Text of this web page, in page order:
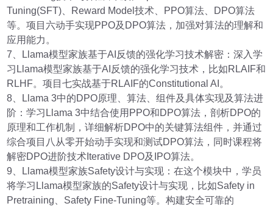
Tuning(SFT)、Reward Model技术、PPO算法、DPO算法
等。项目六动手实现PPO及DPO算法，加强对算法的理解和
应用能力。
7、Llama模型家族基于AI反馈的强化学习技术解密：深入学
习Llama模型家族基于AI反馈的强化学习技术，比如RLAIF和
RLHF。项目七实战基于RLAIF的Constitutional AI。
8、Llama 3中的DPO原理、算法、组件及具体实现及算法进
阶：学习Llama 3中结合使用PPO和DPO算法，剖析DPO的
原理和工作机制，详细解析DPO中的关键算法组件，并通过
综合项目八从零开始动手实现和测试DPO算法，同时课程将
解密DPO进阶技术Iterative DPO及IPO算法。
9、Llama模型家族Safety设计与实现：在这个模块中，学员
将学习Llama模型家族的Safety设计与实现，比如Safety in
Pretraining、Safety Fine-Tuning等。构建安全可靠的